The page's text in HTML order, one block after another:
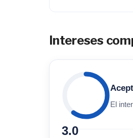
Intereses
3.0
El